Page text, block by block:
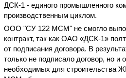
ДСК-1 - единого промышленного
производственным циклом.
ООО "СУ 122 МСМ" не смогло
контракт, так как ОАО «ДСК-1»
от подписания договора. В
только не подписало договор, но и
необходимых для строительства